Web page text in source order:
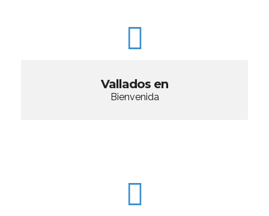
Vallados en
Bienvenida